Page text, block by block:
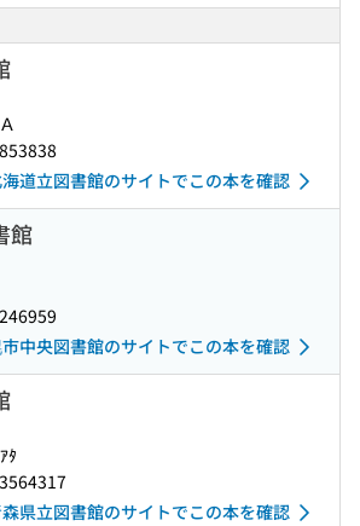
道立図書館のサイトでこの本を確認
館
中央図書館のサイトでこの本を確認
ﾀ
県立図書館のサイトでこの本を確認